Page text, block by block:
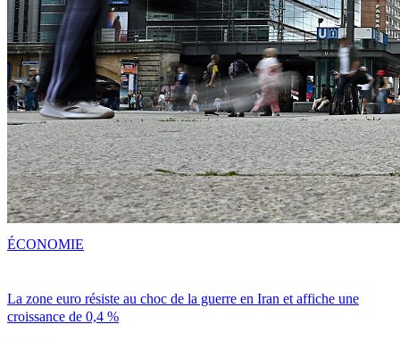
La zone euro résiste au choc de la guerre en Iran et affiche une
croissance de 0,4 %
ÉCONOMIE